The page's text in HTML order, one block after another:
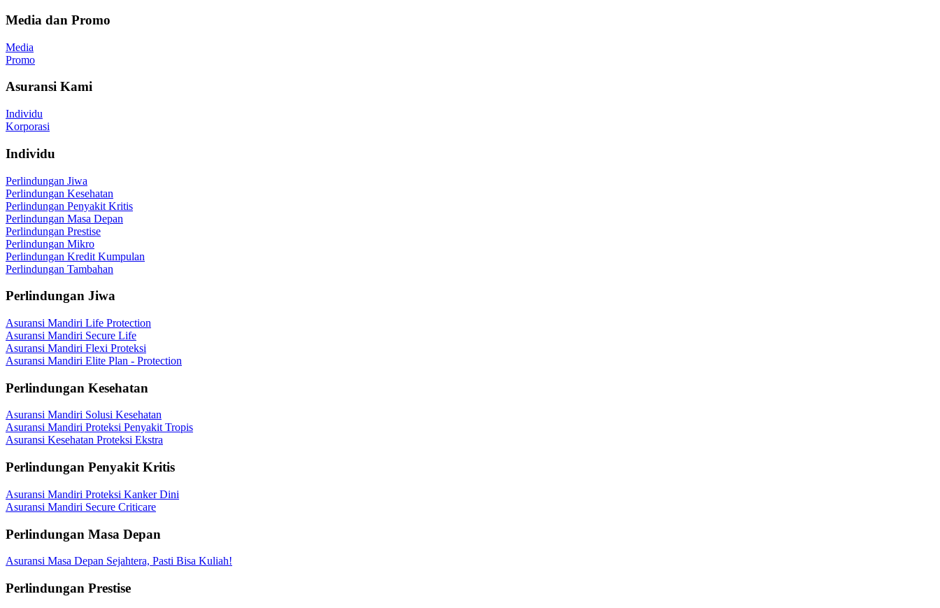
Media dan Promo
Media
Promo
Asuransi Kami
Individu
Korporasi
Individu
Perlindungan Jiwa
Perlindungan Kesehatan
Perlindungan Penyakit Kritis
Perlindungan Masa Depan
Perlindungan Prestise
Perlindungan Mikro
Perlindungan Kredit Kumpulan
Perlindungan Tambahan
Perlindungan Jiwa
Asuransi Mandiri Life Protection
Asuransi Mandiri Secure Life
Asuransi Mandiri Flexi Proteksi
Asuransi Mandiri Elite Plan - Protection
Perlindungan Kesehatan
Asuransi Mandiri Solusi Kesehatan
Asuransi Mandiri Proteksi Penyakit Tropis
Asuransi Kesehatan Proteksi Ekstra
Perlindungan Penyakit Kritis
Asuransi Mandiri Proteksi Kanker Dini
Asuransi Mandiri Secure Criticare
Perlindungan Masa Depan
Asuransi Masa Depan Sejahtera, Pasti Bisa Kuliah!
Perlindungan Prestise